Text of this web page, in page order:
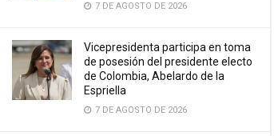
7 DE AGOSTO DE 2026
Vicepresidenta participa en toma
de posesión del presidente electo
de Colombia, Abelardo de la
Espriella
7 DE AGOSTO DE 2026